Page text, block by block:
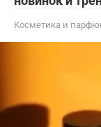
Косметика и